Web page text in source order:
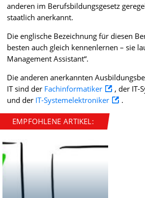
anderen im Berufsbildungsgesetz
staatlich anerkannt.
Die englische Bezeichnung für diesen
besten auch gleich kennenlernen – sie
Management Assistant“.
Die anderen anerkannten
IT sind der Fachinformatiker
, der IT-
und der IT-Systemelektroniker .
EMPFOHLENE ARTIKEL: